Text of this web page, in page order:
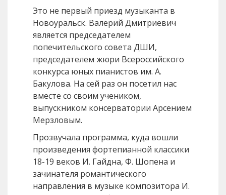
Это не первый приезд музыканта в
Новоуральск. Валерий Дмитриевич
является председателем
попечительского совета ДШИ,
председателем жюри Всероссийского
конкурса юных пианистов им. А.
Бакулова. На сей раз он посетил нас
вместе со своим учеником,
выпускником консерватории Арсением
Мерзловым.
Прозвучала программа, куда вошли
произведения фортепианной классики
18-19 веков И. Гайдна, Ф. Шопена и
зачинателя романтического
направления в музыке композитора И.